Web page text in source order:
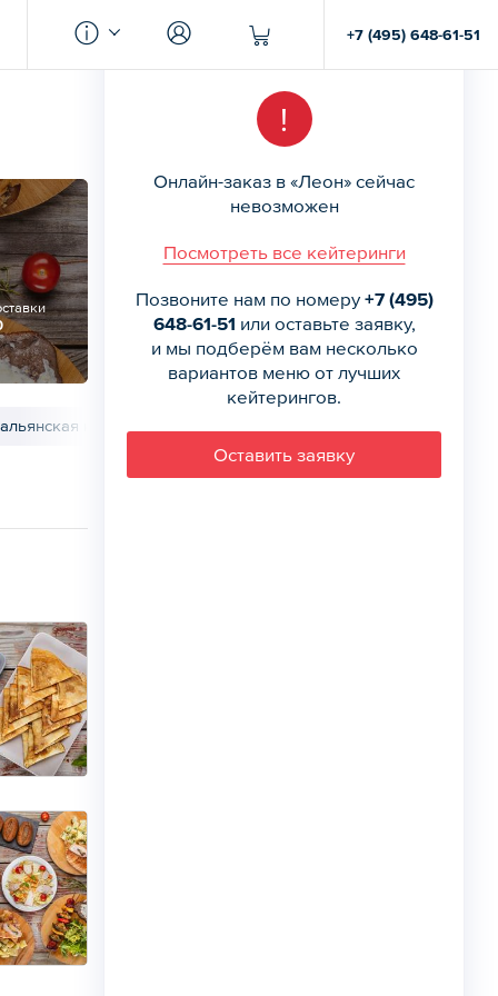
+7 (495) 648-61-51
кухня
!
Онлайн-заказ в «Леон» сейчас
невозможен
Посмотреть все кейтеринги
Позвоните нам по номеру +7 (495)
648-61-51 или оставьте заявку,
и мы подберём вам несколько
вариантов меню от лучших
кейтерингов.
Оставить заявку